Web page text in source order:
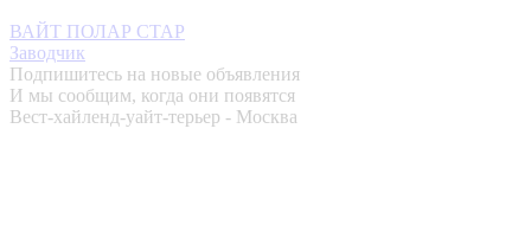
ВАЙТ ПОЛАР СТАР
Заводчик
Подпишитесь на новые объявления
И мы сообщим, когда они появятся
Вест-хайленд-уайт-терьер - Москва